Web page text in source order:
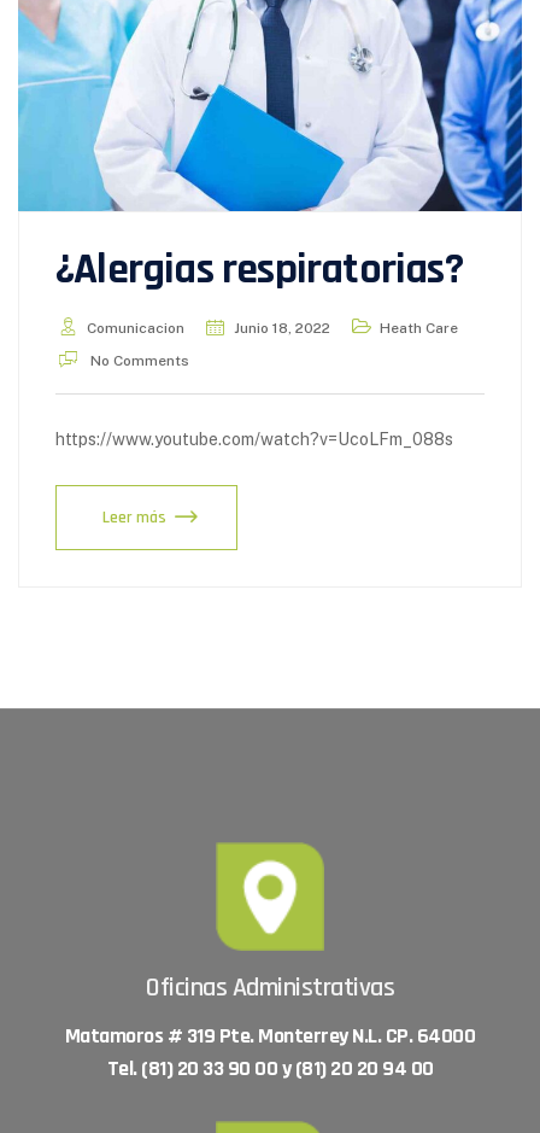
¿Alergias respiratorias?
Comunicacion Junio 18, 2022
Heath Care
No Comments
https://www.youtube.com/watch?v=UcoLFm_088s
Leer más
Oficinas Administrativas
Matamoros # 319 Pte. Monterrey N.L. CP. 64000
Tel. (81) 20 33 90 00 y (81) 20 20 94 00